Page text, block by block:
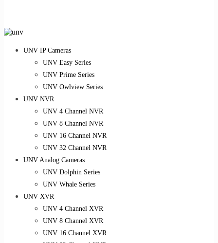
UNV IP Cameras
UNV Easy Series
UNV Prime Series
UNV Owlview Series
UNV NVR
UNV 4 Channel NVR
UNV 8 Channel NVR
UNV 16 Channel NVR
UNV 32 Channel NVR
UNV Analog Cameras
UNV Dolphin Series
UNV Whale Series
UNV XVR
UNV 4 Channel XVR
UNV 8 Channel XVR
UNV 16 Channel XVR